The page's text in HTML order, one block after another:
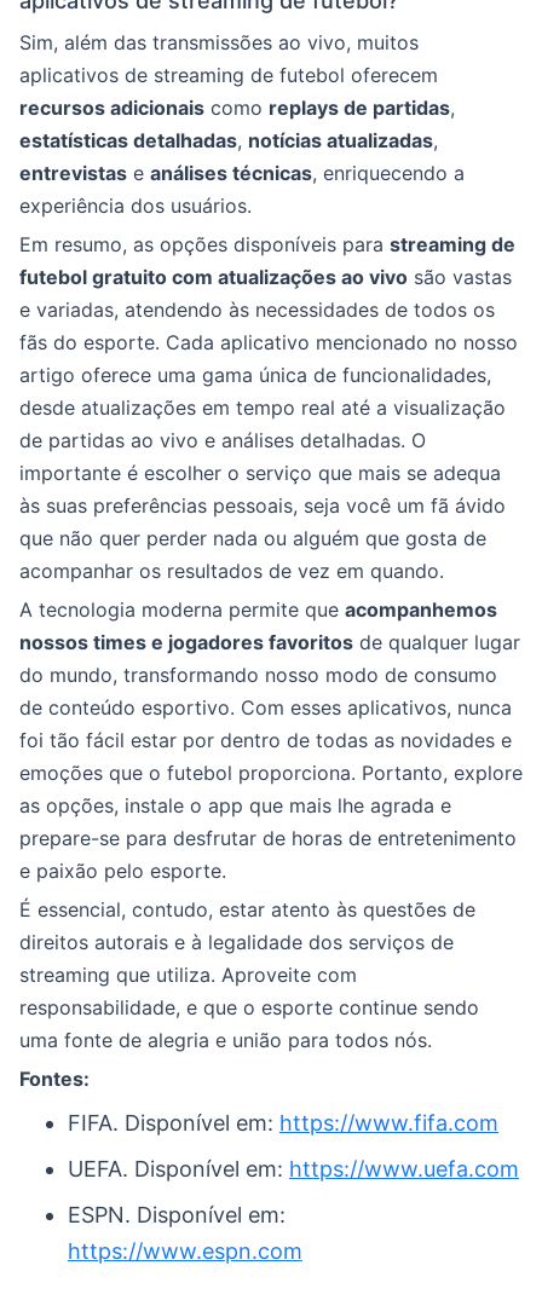
Sim, além das transmissões ao vivo, muitos
aplicativos de streaming de futebol oferecem
recursos adicionais como replays de partidas,
estatísticas detalhadas, notícias atualizadas,
entrevistas e análises técnicas, enriquecendo a
experiência dos usuários.
Em resumo, as opções disponíveis para streaming de
futebol gratuito com atualizações ao vivo são vastas
e variadas, atendendo às necessidades de todos os
fãs do esporte. Cada aplicativo mencionado no nosso
artigo oferece uma gama única de funcionalidades,
desde atualizações em tempo real até a visualização
de partidas ao vivo e análises detalhadas. O
importante é escolher o serviço que mais se adequa
às suas preferências pessoais, seja você um fã ávido
que não quer perder nada ou alguém que gosta de
acompanhar os resultados de vez em quando.
A tecnologia moderna permite que acompanhemos
nossos times e jogadores favoritos de qualquer lugar
do mundo, transformando nosso modo de consumo
de conteúdo esportivo. Com esses aplicativos, nunca
foi tão fácil estar por dentro de todas as novidades e
emoções que o futebol proporciona. Portanto, explore
as opções, instale o app que mais lhe agrada e
prepare-se para desfrutar de horas de entretenimento
e paixão pelo esporte.
É essencial, contudo, estar atento às questões de
direitos autorais e à legalidade dos serviços de
streaming que utiliza. Aproveite com
responsabilidade, e que o esporte continue sendo
uma fonte de alegria e união para todos nós.
Fontes:
FIFA. Disponível em: https://www.fifa.com
UEFA. Disponível em: https://www.uefa.com
ESPN. Disponível em:
https://www.espn.com